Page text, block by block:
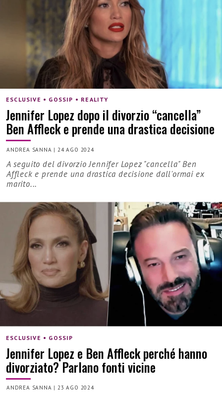
ESCLUSIVE • GOSSIP • REALITY
Jennifer Lopez dopo il divorzio “cancella”
Ben Affleck e prende una drastica decisione
ANDREA SANNA | 24 AGO 2024
A seguito del divorzio Jennifer Lopez "cancella" Ben
Affleck e prende una drastica decisione dall'ormai ex
marito...
ESCLUSIVE • GOSSIP
Jennifer Lopez e Ben Affleck perché hanno
divorziato? Parlano fonti vicine
ANDREA SANNA |23 AGO 2024